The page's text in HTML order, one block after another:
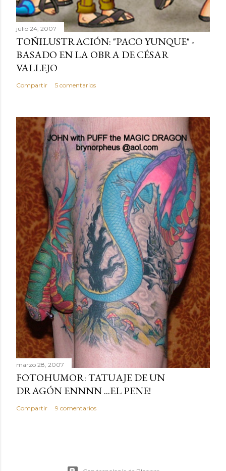
julio 24, 2007
TOÑILUSTRACIÓN: "PACO YUNQUE" -
BASADO EN LA OBRA DE CÉSAR
VALLEJO
Compartir 5 comentarios
marzo 28, 2007
FOTOHUMOR: TATUAJE DE UN
DRAGÓN ENNNN ...EL PENE!
Compartir 9 comentarios